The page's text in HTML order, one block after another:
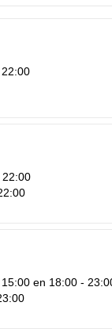
22:00
en 18:00 -